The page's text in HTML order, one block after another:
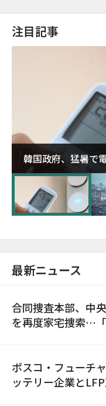
注目記事
韓国政府、猛暑で
に需給対応体制を
最新ニュース
合同捜査本部、中
を再度家宅捜索…
ポスコ・フューチ
ッテリー企業と